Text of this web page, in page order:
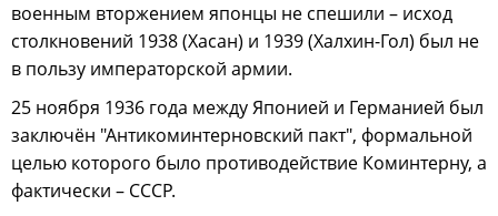
военным вторжением японцы не спешили – исход
столкновений 1938 (Хасан) и 1939 (Халхин-Гол) был не
в пользу императорской армии.
25 ноября 1936 года между Японией и Германией был
заключён "Антикоминтерновский пакт", формальной
целью которого было противодействие Коминтерну, а
фактически – СССР.